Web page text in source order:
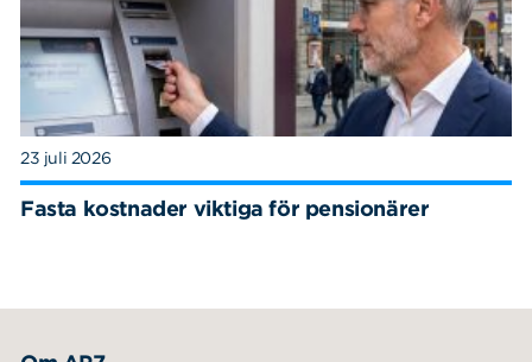
23 juli 2026
Fasta kostnader viktiga för pensionärer